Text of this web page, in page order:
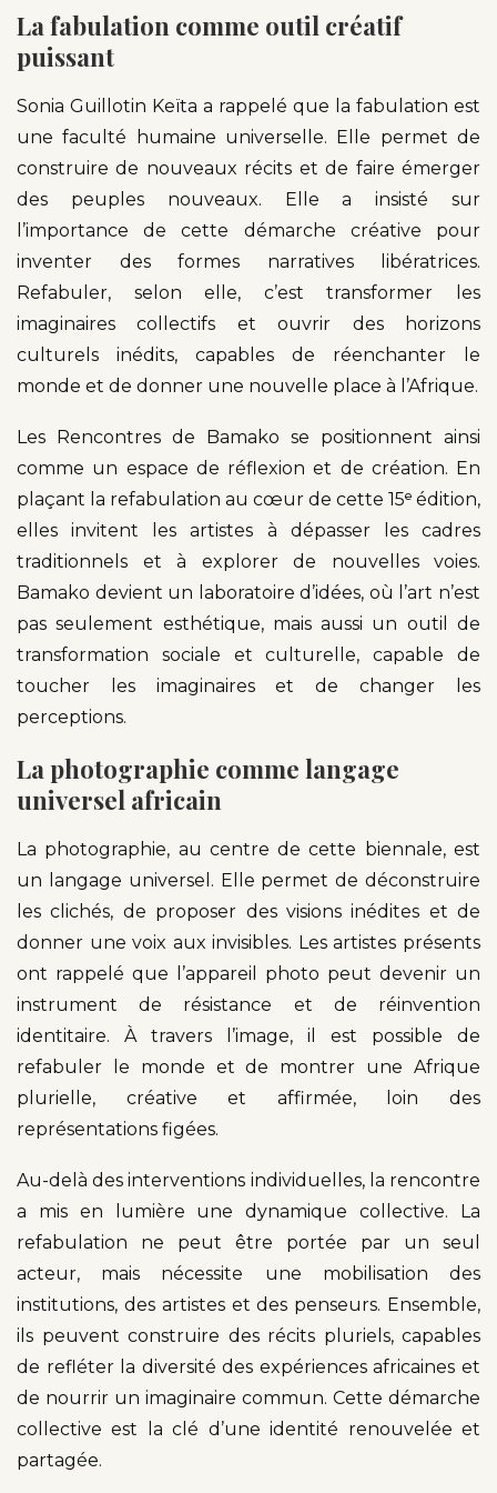
La fabulation comme outil créatif
puissant
Sonia Guillotin Keïta a rappelé que la fabulation est
une faculté humaine universelle. Elle permet de
construire de nouveaux récits et de faire émerger
des peuples nouveaux. Elle a insisté sur
l’importance de cette démarche créative pour
inventer des formes narratives libératrices.
Refabuler, selon elle, c’est transformer les
imaginaires collectifs et ouvrir des horizons
culturels inédits, capables de réenchanter le
monde et de donner une nouvelle place à l’Afrique.
Les Rencontres de Bamako se positionnent ainsi
comme un espace de réflexion et de création. En
plaçant la refabulation au cœur de cette 15ᵉ édition,
elles invitent les artistes à dépasser les cadres
traditionnels et à explorer de nouvelles voies.
Bamako devient un laboratoire d’idées, où l’art n’est
pas seulement esthétique, mais aussi un outil de
transformation sociale et culturelle, capable de
toucher les imaginaires et de changer les
perceptions.
La photographie comme langage
universel africain
La photographie, au centre de cette biennale, est
un langage universel. Elle permet de déconstruire
les clichés, de proposer des visions inédites et de
donner une voix aux invisibles. Les artistes présents
ont rappelé que l’appareil photo peut devenir un
instrument de résistance et de réinvention
identitaire. À travers l’image, il est possible de
refabuler le monde et de montrer une Afrique
plurielle, créative et affirmée, loin des
représentations figées.
Au-delà des interventions individuelles, la rencontre
a mis en lumière une dynamique collective. La
refabulation ne peut être portée par un seul
acteur, mais nécessite une mobilisation des
institutions, des artistes et des penseurs. Ensemble,
ils peuvent construire des récits pluriels, capables
de refléter la diversité des expériences africaines et
de nourrir un imaginaire commun. Cette démarche
collective est la clé d’une identité renouvelée et
partagée.